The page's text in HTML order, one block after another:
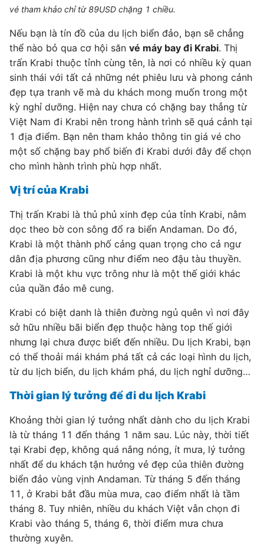
vé tham khảo chỉ từ 89USD chặng 1 chiều.
Nếu bạn là tín đồ của du lịch biển đảo, bạn sẽ chẳng
thể nào bỏ qua cơ hội săn vé máy bay đi Krabi. Thị
trấn Krabi thuộc tỉnh cùng tên, là nơi có nhiều kỳ quan
sinh thái với tất cả những nét phiêu lưu và phong cảnh
đẹp tựa tranh vẽ mà du khách mong muốn trong một
kỳ nghỉ dưỡng. Hiện nay chưa có chặng bay thẳng từ
Việt Nam đi Krabi nên trong hành trình sẽ quá cảnh tại
1 địa điểm. Bạn nên tham khảo thông tin giá vé cho
một số chặng bay phổ biến đi Krabi dưới đây để chọn
cho mình hành trình phù hợp nhất.
Vị trí của Krabi
Thị trấn Krabi là thủ phủ xinh đẹp của tỉnh Krabi, nằm
dọc theo bờ con sông đổ ra biển Andaman. Do đó,
Krabi là một thành phố cảng quan trọng cho cả ngư
dân địa phương cũng như điểm neo đậu tàu thuyền.
Krabi là một khu vực trông như là một thế giới khác
của quần đảo mê cung.
Krabi có biệt danh là thiên đường ngủ quên vì nơi đây
sở hữu nhiều bãi biển đẹp thuộc hàng top thế giới
nhưng lại chưa được biết đến nhiều. Du lịch Krabi, bạn
có thể thoải mái khám phá tất cả các loại hình du lịch,
từ du lịch biển, du lịch khám phá, du lịch nghỉ dưỡng…
Thời gian lý tưởng để đi du lịch Krabi
Khoảng thời gian lý tưởng nhất dành cho du lịch Krabi
là từ tháng 11 đến tháng 1 năm sau. Lúc này, thời tiết
tại Krabi đẹp, không quá nắng nóng, ít mưa, lý tưởng
nhất để du khách tận hưởng vẻ đẹp của thiên đường
biển đảo vùng vịnh Andaman. Từ tháng 5 đến tháng
11, ở Krabi bắt đầu mùa mưa, cao điểm nhất là tầm
tháng 8. Tuy nhiên, nhiều du khách Việt vẫn chọn đi
Krabi vào tháng 5, tháng 6, thời điểm mưa chưa
thường xuyên.